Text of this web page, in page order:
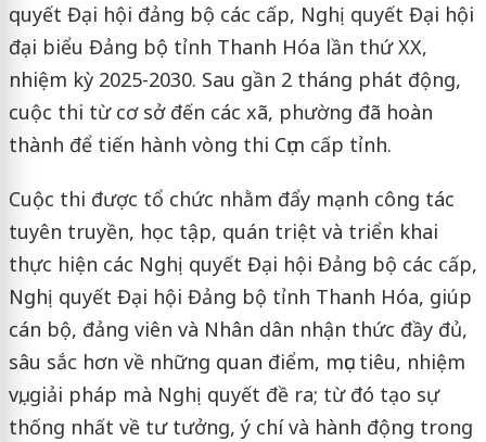
quyết Đại hội đảng bộ các cấp, Nghị quyết Đại hội
đại biểu Đảng bộ tỉnh Thanh Hóa lần thứ XX,
nhiệm kỳ 2025-2030. Sau gần 2 tháng phát động,
cuộc thi từ cơ sở đến các xã, phường đã hoàn
thành để tiến hành vòng thi Cụm cấp tỉnh.
Cuộc thi được tổ chức nhằm đẩy mạnh công tác
tuyên truyền, học tập, quán triệt và triển khai
thực hiện các Nghị quyết Đại hội Đảng bộ các cấp,
Nghị quyết Đại hội Đảng bộ tỉnh Thanh Hóa, giúp
cán bộ, đảng viên và Nhân dân nhận thức đầy đủ,
sâu sắc hơn về những quan điểm, mục tiêu, nhiệm
vụ, giải pháp mà Nghị quyết đề ra; từ đó tạo sự
thống nhất về tư tưởng, ý chí và hành động trong